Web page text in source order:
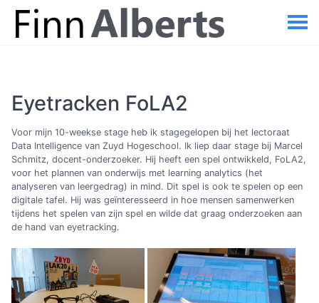
Eyetracken FoLA2
Voor mijn 10-weekse stage heb ik stagegelopen bij het lectoraat
Data Intelligence van Zuyd Hogeschool. Ik liep daar stage bij Marcel
Schmitz, docent-onderzoeker. Hij heeft een spel ontwikkeld, FoLA2,
voor het plannen van onderwijs met learning analytics (het
analyseren van leergedrag) in mind. Dit spel is ook te spelen op een
digitale tafel. Hij was geïnteresseerd in hoe mensen samenwerken
tijdens het spelen van zijn spel en wilde dat graag onderzoeken aan
de hand van eyetracking.